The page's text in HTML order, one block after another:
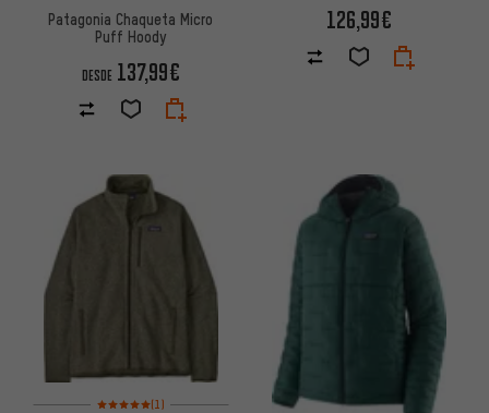
Patagonia Chaqueta Micro
Puff Hoody
DESDE 137,99€
126,99€
Valoración media: 5 de 5 basada en 1 reseñas
(1)